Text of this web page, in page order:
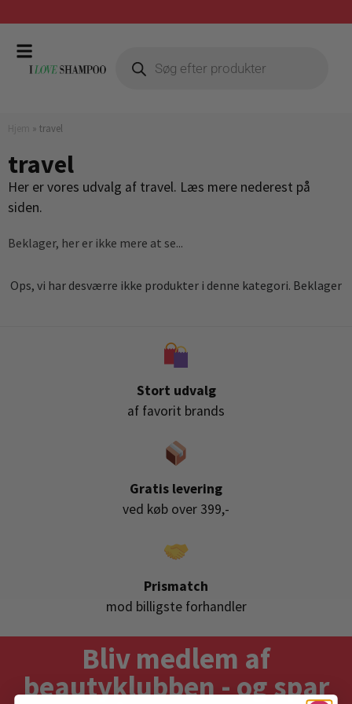
» travel
travel
Her er vores udvalg af travel. Læs mere nederest på
siden.
Beklager, her er ikke mere at se...
Ops, vi har desværre ikke produkter i denne kategori. Beklager
Stort udvalg
af favorit brands
Gratis levering
ved køb over 399,-
Prismatch
mod billigste forhandler
Bliv medlem af
beautyklubben - og spar